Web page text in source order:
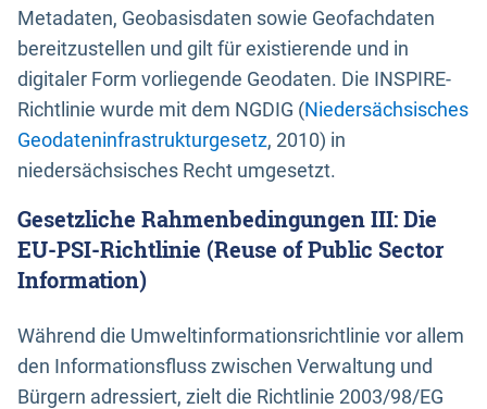
Metadaten, Geobasisdaten sowie Geofachdaten
bereitzustellen und gilt für existierende und in
digitaler Form vorliegende Geodaten. Die INSPIRE-
Richtlinie wurde mit dem NGDIG (Niedersächsisches
Geodateninfrastrukturgesetz, 2010) in
niedersächsisches Recht umgesetzt.
Gesetzliche Rahmenbedingungen III: Die
EU-PSI-Richtlinie (Reuse of Public Sector
Information)
Während die Umweltinformationsrichtlinie vor allem
den Informationsfluss zwischen Verwaltung und
Bürgern adressiert, zielt die Richtlinie 2003/98/EG